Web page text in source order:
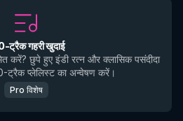
ट्रैक गहरी खुदाई
करें? छुपे हुए इंडी रत्न और क्लासिक पसंदीदा
ट्रैक प्लेलिस्ट का अन्वेषण करें।
Pro विशेष